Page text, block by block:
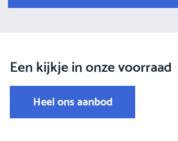
Een kijkje in onze voorraad
Heel ons aanbod